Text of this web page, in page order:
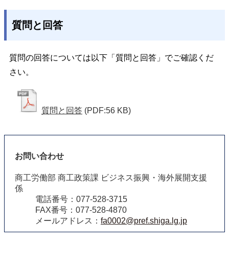
質問と回答
質問の回答については以下「質問と回答」でご確認くだ
さい。
質問と回答 (PDF:56 KB)
お問い合わせ
商工労働部 商工政策課 ビジネス振興・海外展開支援
係
電話番号：077-528-3715
FAX番号：077-528-4870
メールアドレス： fa0002@pref.shiga.lg.jp